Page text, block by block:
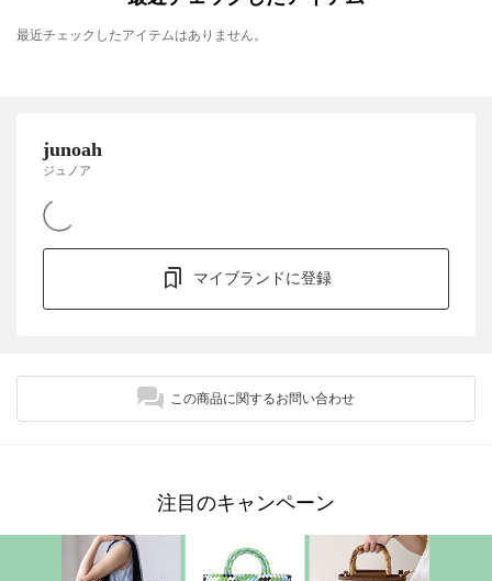
最近チェックしたアイテムはありません。
junoah
ジュノア
マイブランドに登録
この商品に関するお問い合わせ
注目のキャンペーン